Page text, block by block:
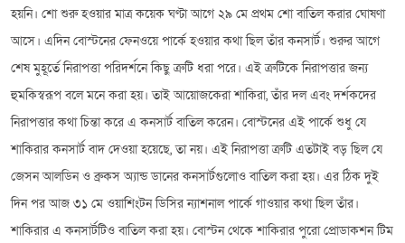
হয়নি। শো শুরু হওয়ার মাত্র কয়েক ঘণ্টা আগে ২৯ মে প্রথম শো বাতিল করার ঘোষণা
আসে। এদিন বোস্টনের ফেনওয়ে পার্কে হওয়ার কথা ছিল তাঁর কনসার্ট। শুরুর আগে
শেষ মুহূর্তে নিরাপত্তা পরিদর্শনে কিছু ত্রুটি ধরা পরে। এই ত্রুটিকে নিরাপত্তার জন্য
হুমকিস্বরূপ বলে মনে করা হয়। তাই আয়োজকেরা শাকিরা, তাঁর দল এবং দর্শকদের
নিরাপত্তার কথা চিন্তা করে এ কনসার্ট বাতিল করেন। বোস্টনের এই পার্কে শুধু যে
শাকিরার কনসার্ট বাদ দেওয়া হয়েছে, তা নয়। এই নিরাপত্তা ত্রুটি এতটাই বড় ছিল যে
জেসন আলডিন ও ব্রুকস অ্যান্ড ডানের কনসার্টগুলোও বাতিল করা হয়। এর ঠিক দুই
দিন পর আজ ৩১ মে ওয়াশিংটন ডিসির ন্যাশনাল পার্কে গাওয়ার কথা ছিল তাঁর।
শাকিরার এ কনসার্টটিও বাতিল করা হয়। বোস্টন থেকে শাকিরার পুরো প্রোডাকশন টিম